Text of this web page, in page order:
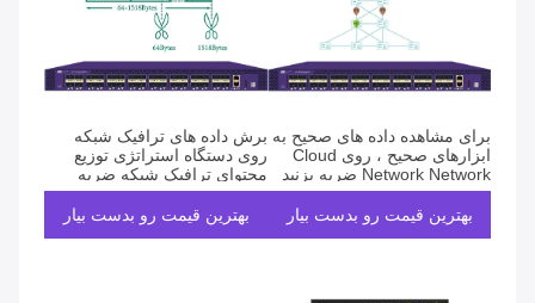
برای مشاهده داده های صحیح به
ابزارهای صحیح ، روی Cloud
Network Network ضربه بزنید
بهترین قیمت رو بدست بیار
برش داده های ترافیک شبکه
روی دستگاه استراتژی توزیع
محتوای ترافیک شبکه ضربه
بزنید
بهترین قیمت رو بدست بیار